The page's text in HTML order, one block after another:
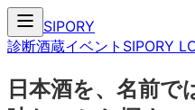
SIPORY
診断酒蔵イベント SIPORY
日本酒を、名前で